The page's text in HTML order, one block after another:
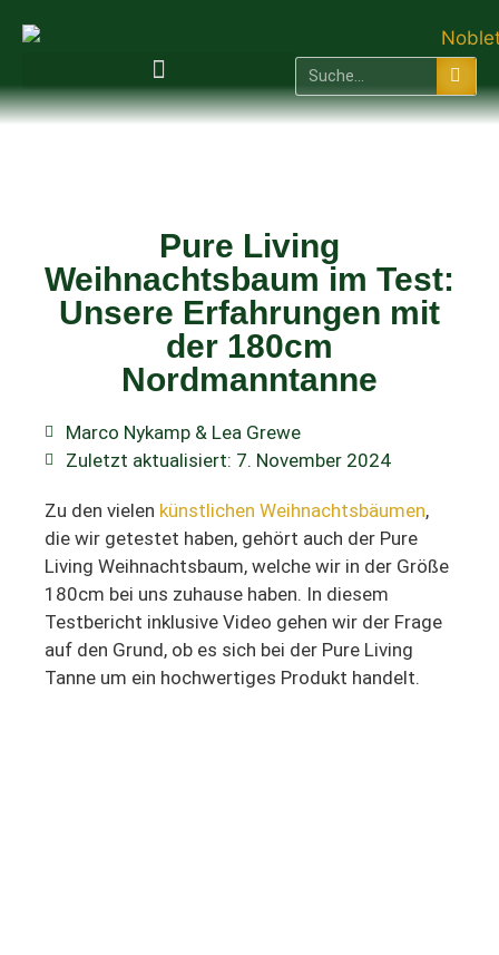
Pure Living
Weihnachtsbaum im Test:
Unsere Erfahrungen mit
der 180cm
Nordmanntanne
Marco Nykamp & Lea Grewe
Zuletzt aktualisiert: 7. November 2024
Zu den vielen künstlichen Weihnachtsbäumen,
die wir getestet haben, gehört auch der Pure
Living Weihnachtsbaum, welche wir in der Größe
180cm bei uns zuhause haben. In diesem
Testbericht inklusive Video gehen wir der Frage
auf den Grund, ob es sich bei der Pure Living
Tanne um ein hochwertiges Produkt handelt.